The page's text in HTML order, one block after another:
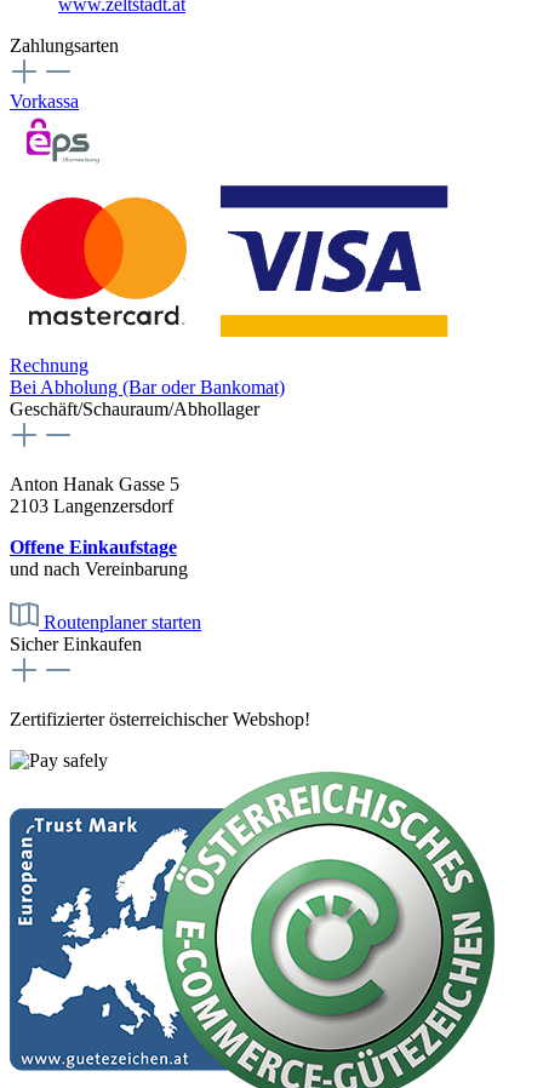
Zahlungsarten
Vorkassa
Rechnung
Bei Abholung (Bar oder Bankomat)
Geschäft/Schauraum/Abhollager
Anton Hanak Gasse 5
2103 Langenzersdorf
Offene Einkaufstage
und nach Vereinbarung
Routenplaner starten
Sicher Einkaufen
Zertifizierter österreichischer Webshop!